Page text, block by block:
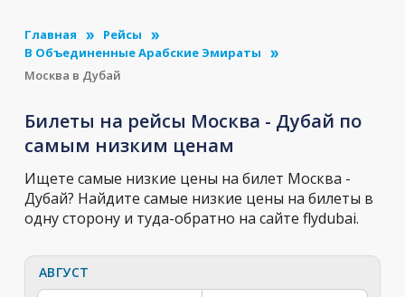
Главная
Рейсы
В Объединенные Арабские Эмираты
Москва в Дубай
Билеты на рейсы Москва - Дубай по
самым низким ценам
Ищете самые низкие цены на билет Москва -
Дубай? Найдите самые низкие цены на билеты в
одну сторону и туда-обратно на сайте flydubai.
АВГУСТ